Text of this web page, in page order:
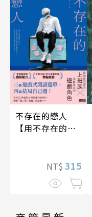
不存在的戀人
【用不存在的
NT$ 315